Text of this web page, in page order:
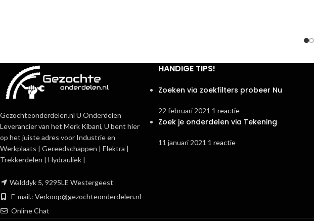
Gezochteonderdelen.nl U Onderdelen
Leverancier van het Merk Kibani, U bent hier
op het juiste adres voor Industrie en
Werkplaats | Gereedschappen | Elektra |
Trekkerdelen | Hydrauliek |
Walddyk 5, 9295LE Westergeest
E-mail.: Verkoop@gezochteonderdelen.nl
Online Chat
HANDIGE TIPS!
Zoeken via zoekfilters probeer Nu
22 februari 2021 1 reactie
Zoek je onderdelen via Tekening
11 januari 2021 1 reactie